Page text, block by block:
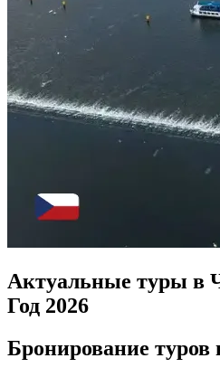
Актуальные туры в
Год 2026
Бронирование